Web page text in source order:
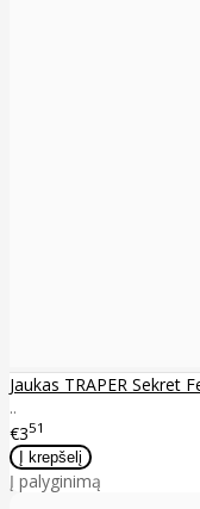
Jaukas TRAPER Sekret
..
€351
Į palyginimą